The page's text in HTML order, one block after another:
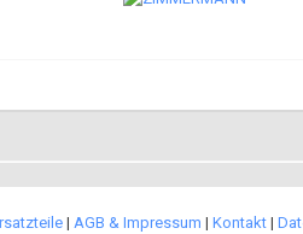
| AGB & Impressum | Kontakt|